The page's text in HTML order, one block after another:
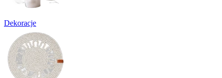
Dekoracje